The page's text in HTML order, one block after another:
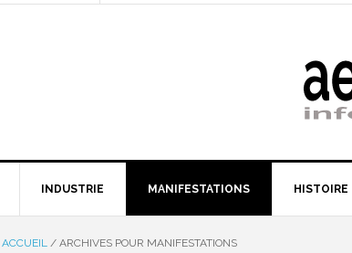
INDUSTRIE MANIFESTATIONS HISTOIRE
ACCUEIL / ARCHIVES POUR MANIFESTATIONS